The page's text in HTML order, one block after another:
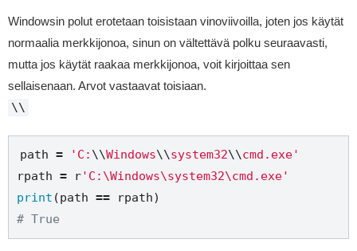
Windowsin polut erotetaan toisistaan vinoviivoilla, joten jos käytät
normaalia merkkijonoa, sinun on vältettävä polku seuraavasti,
mutta jos käytät raakaa merkkijonoa, voit kirjoittaa sen
sellaisenaan. Arvot vastaavat toisiaan.
\\
path = 'C: \\Windows\\system32\\cmd.exe'
rpath = r'C:\Windows\system32\cmd.exe'
print (path ==
# True